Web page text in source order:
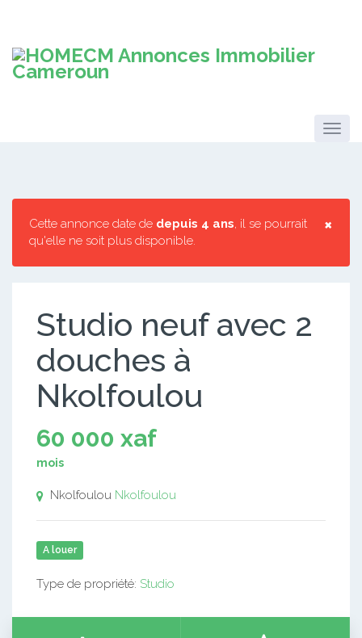
×
Cette annonce date de depuis 4 ans, il se pourrait
qu'elle ne soit plus disponible.
Studio neuf avec 2
douches à
Nkolfoulou
60 000 xaf
mois
Nkolfoulou Nkolfoulou
A louer
Type de propriété: Studio